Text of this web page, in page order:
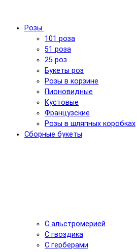
Розы
101 роза
51 роза
25 роз
Букеты роз
Розы в корзине
Пионовидные
Кустовые
Французские
Розы в шляпных коробках
Сборные букеты
С альстромерией
С гвоздика
С герберами